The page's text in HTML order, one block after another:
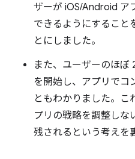
ザーが iOS/Android ア
できるようにすること
とにしました。
また、ユーザーのほぼ
を開始し、アプリでコ
ともわかりました。こ
プリの戦略を調整しな
残されるという考えを